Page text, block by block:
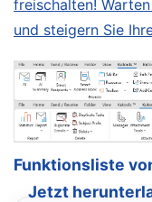
freischalten!
und steigern Sie
Funktionsliste
Jetzt